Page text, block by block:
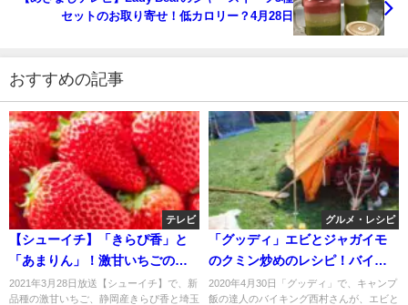
セットのお取り寄せ！低カロリー？4月28日
おすすめの記事
テレビ
【シューイチ】「きらぴ香」と
「あまりん」！激甘いちごのお
取り寄せ！3月28日
2021年3月28日放送【シューイチ】で、新
品種の激甘いちご、静岡産きらぴ香と埼玉
グルメ・レシピ
「グッディ」エビとジャガイモ
のクミン炒めのレシピ！バイキ
ング西村のキャンプ飯！
2020年4月30日「グッディ」で、キャンプ
飯の達人のバイキング西村さんが、エビと